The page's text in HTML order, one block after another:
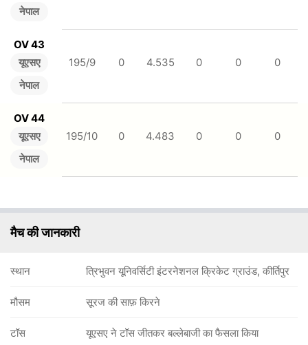
नेपाल
OV 43
यूएसए
नेपाल
195/9 0 4.535 0 0 0
OV 44
यूएसए
नेपाल
195/10 0 4.483 0 0 0
मैच की जानकारी
स्थान त्रिभुवन यूनिवर्सिटी इंटरनेशनल क्रिकेट ग्राउंड, कीर्तिपुर
मौसम सूरज की साफ़ किरने
टॉस यूएसए ने टॉस जीतकर बल्लेबाजी का फैसला किया